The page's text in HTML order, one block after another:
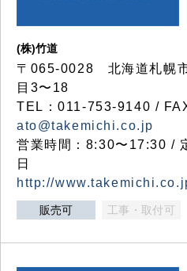
(株)竹道
〒065-0028 北海道札幌
目3〜18
TEL：011-753-9140 /
ato@takemichi.co.jp
営業時間：8:30〜17:30 /
日
http://
販売可 工事・取付可